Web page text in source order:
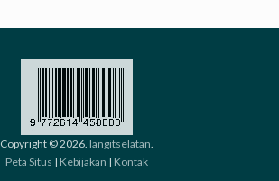
Copyright © 2026. langitselatan
Peta Situs | Kebijakan | Kontak